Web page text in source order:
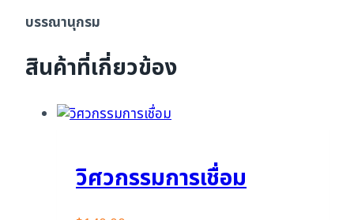
บรรณานุกรม
สินค้าที่เกี่ยวข้อง
วิศวกรรมการเชื่อม